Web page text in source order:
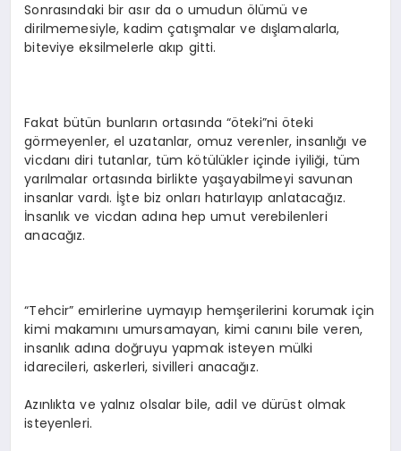
Sonrasındaki bir asır da o umudun ölümü ve
dirilmemesiyle, kadim çatışmalar ve dışlamalarla,
biteviye eksilmelerle akıp gitti.
Fakat bütün bunların ortasında “öteki”ni öteki
görmeyenler, el uzatanlar, omuz verenler, insanlığı ve
vicdanı diri tutanlar, tüm kötülükler içinde iyiliği, tüm
yarılmalar ortasında birlikte yaşayabilmeyi savunan
insanlar vardı. İşte biz onları hatırlayıp anlatacağız.
İnsanlık ve vicdan adına hep umut verebilenleri
anacağız.
“Tehcir” emirlerine uymayıp hemşerilerini korumak için
kimi makamını umursamayan, kimi canını bile veren,
insanlık adına doğruyu yapmak isteyen mülki
idarecileri, askerleri, sivilleri anacağız.
Azınlıkta ve yalnız olsalar bile, adil ve dürüst olmak
isteyenleri.